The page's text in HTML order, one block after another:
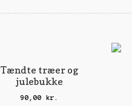
Tændte træer og
julebukke
90,00 kr.